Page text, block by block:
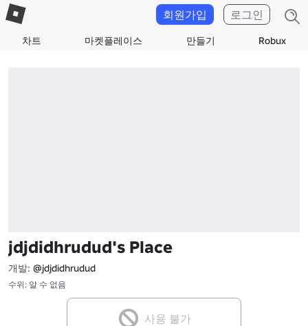
차트 마켓플레이스 만들기 Robux
회원가입 로그인
jdjdidhrudud's Place
개발: @jdjdidhrudud
수위: 알 수 없음
사용 불가